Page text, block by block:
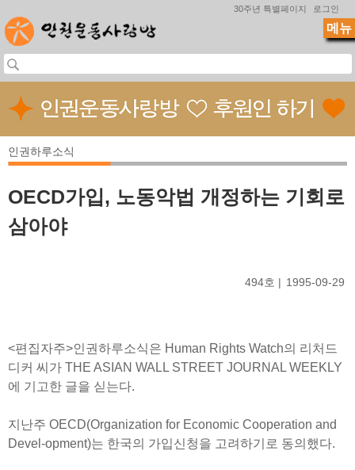
30주년 특별페이지 로그인
인권하루소식
OECD가입, 노동악법 개정하는 기회로
삼아야
494호 1995-09-29
<편집자주>인권하루소식은 Human Rights Watch의 리처드
디커 씨가 THE ASIAN WALL STREET JOURNAL WEEKLY
에 기고한 글을 싣는다.
지난주 OECD(Organization for Economic Cooperation and
Devel-opment)는 한국의 가입신청을 고려하기로 동의했다.
메뉴